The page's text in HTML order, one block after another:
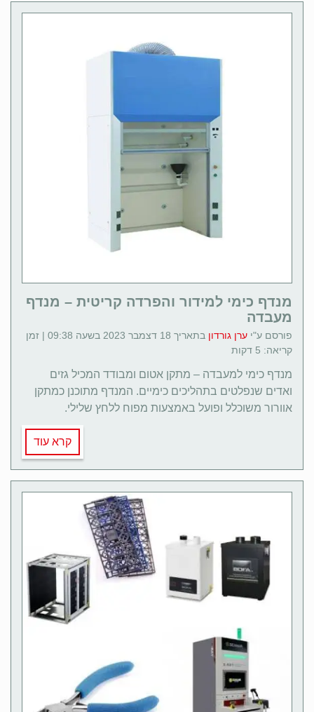
מנדף כימי למידור והפרדה קריטית – מנדף
מעבדה
פורסם ע"י ערן גורדון
בתאריך 18 דצמבר 2023 בשעה 09:38 | זמן
קריאה: 5 דקות
מנדף כימי למעבדה – מתקן אטום ומבודד המכיל גזים
ואדים שנפלטים בתהליכים כימיים. המנדף מתוכנן כמתקן
אוורור משוכלל ופועל באמצעות מפוח ללחץ שלילי.
קרא עוד